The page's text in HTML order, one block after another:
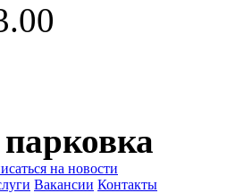
на новости
Вакансии Контакты